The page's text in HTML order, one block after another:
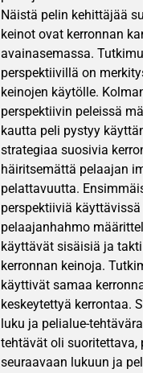
Näistä pelin kehittäjää
keinot ovat kerronnan
avainasemassa. Tutkimus
perspektiivillä on
keinojen käytölle.
perspektiivin peleissä
kautta peli pystyy
strategiaa suosivia
häiritsemättä pelaajan
pelattavuutta.
perspektiiviä käyttävissä
pelaajanhahmo
käyttävät sisäisiä ja
kerronnan keinoja.
käyttivät samaa
keskeytettyä kerrontaa.
luku ja pelialue-
tehtävät oli suoritettava,
seuraavaan lukuun ja